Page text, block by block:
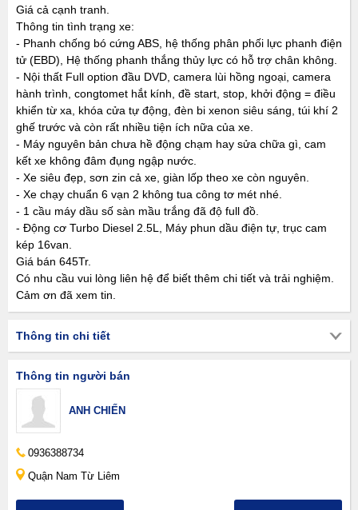
Giá cả cạnh tranh.
Thông tin tình trạng xe:
- Phanh chống bó cứng ABS, hệ thống phân phối lực phanh điện
tử (EBD), Hệ thống phanh thắng thủy lực có hỗ trợ chân không.
- Nội thất Full option đầu DVD, camera lùi hồng ngoại, camera
hành trình, congtomet hắt kính, đề start, stop, khởi động = điều
khiển từ xa, khóa cửa tự động, đèn bi xenon siêu sáng, túi khí 2
ghế trước và còn rất nhiều tiện ích nữa của xe.
- Máy nguyên bản chưa hề động chạm hay sửa chữa gì, cam
kết xe không đâm đụng ngập nước.
- Xe siêu đẹp, sơn zin cả xe, giàn lốp theo xe còn nguyên.
- Xe chạy chuẩn 6 vạn 2 không tua công tơ mét nhé.
- 1 cầu máy dầu số sàn mầu trắng đã độ full đồ.
- Động cơ Turbo Diesel 2.5L, Máy phun dầu điện tự, trục cam
kép 16van.
Giá bán 645Tr.
Có nhu cầu vui lòng liên hệ để biết thêm chi tiết và trải nghiệm.
Cảm ơn đã xem tin.
Thông tin chi tiết
Thông tin người bán
ANH CHIẾN
0936388734
Quận Nam Từ Liêm